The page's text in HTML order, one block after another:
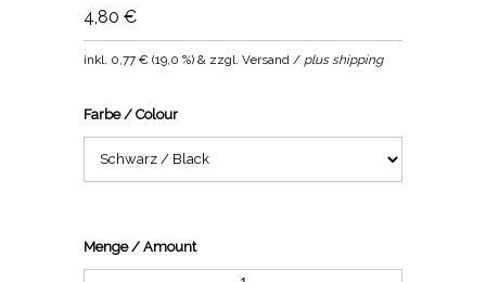
4,80 €
inkl. 0,77 € (19,0 %) & zzgl. Versand / plus shipping
Farbe / Colour
Menge / Amount